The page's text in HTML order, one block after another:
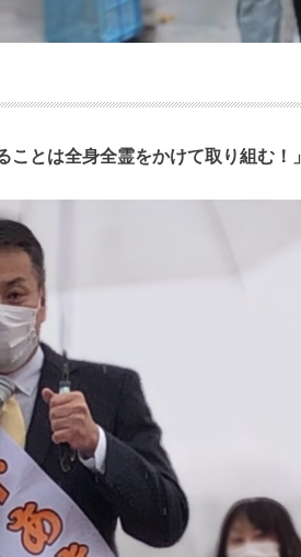
ことは全身全霊をかけて取り組む！」